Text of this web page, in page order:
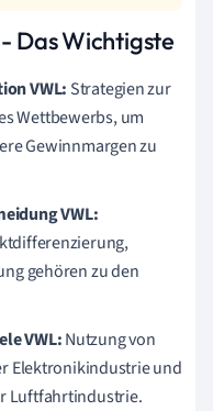
Das Wichtigste
VWL: Strategien zur
Wettbewerbs, um
Gewinnmargen zu
VWL:
gehören zu den
VWL:Nutzung von
Elektronikindustrie und
Luftfahrtindustrie.